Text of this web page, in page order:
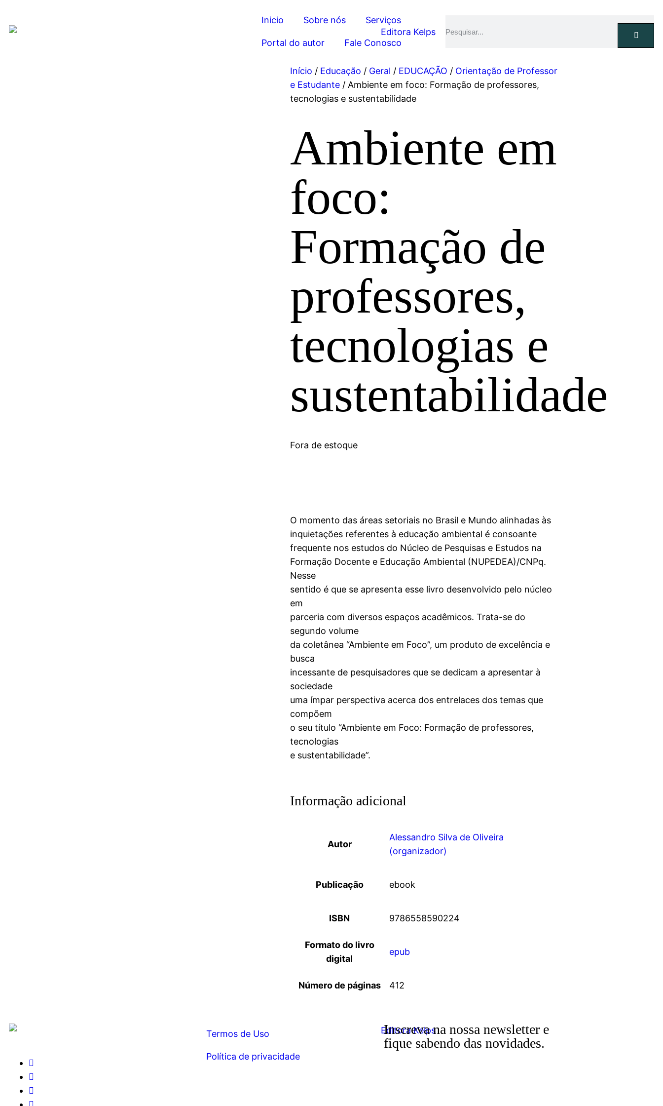
Inicio Sobre nós Serviços
Portal do autor Fale Conosco
Início / Educação / Geral / EDUCAÇÃO / Orientação de Professor
e Estudante / Ambiente em foco: Formação de professores,
tecnologias e sustentabilidade
Ambiente em
foco:
Formação de
professores,
tecnologias e
sustentabilidade
Fora de estoque
O momento das áreas setoriais no Brasil e Mundo alinhadas às
inquietações referentes à educação ambiental é consoante
frequente nos estudos do Núcleo de Pesquisas e Estudos na
Formação Docente e Educação Ambiental (NUPEDEA)/CNPq.
Nesse
sentido é que se apresenta esse livro desenvolvido pelo núcleo
em
parceria com diversos espaços acadêmicos. Trata-se do
segundo volume
da coletânea “Ambiente em Foco”, um produto de excelência e
busca
incessante de pesquisadores que se dedicam a apresentar à
sociedade
uma ímpar perspectiva acerca dos entrelaces dos temas que
compõem
o seu título “Ambiente em Foco: Formação de professores,
tecnologias
e sustentabilidade”.
Informação adicional
Autor
Alessandro Silva de Oliveira
(organizador)
Publicação ebook
ISBN 9786558590224
Formato do livro
digital
epub
Número de páginas 412
Termos de Uso
Política de privacidade
Inscreva na nossa newsletter e
fique sabendo das novidades.